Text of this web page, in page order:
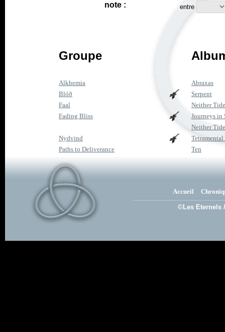
note : entre
Groupe
Alkhemia
Abraxas
Blóð
Serpent
Faal
Neither
Fading Bliss
Journeys in
Neither
Nydvind
Paths to Deliverance
Ten
Accueil
©Les Eternels